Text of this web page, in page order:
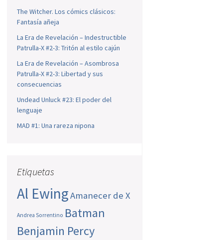
The Witcher. Los cómics clásicos:
Fantasía añeja
La Era de Revelación – Indestructible
Patrulla-X #2-3: Tritón al estilo cajún
La Era de Revelación – Asombrosa
Patrulla-X #2-3: Libertad y sus
consecuencias
Undead Unluck #23: El poder del
lenguaje
MAD #1: Una rareza nipona
Etiquetas
Al EwingAmanecer de X
Andrea Sorrentino Batman
Benjamin Percy